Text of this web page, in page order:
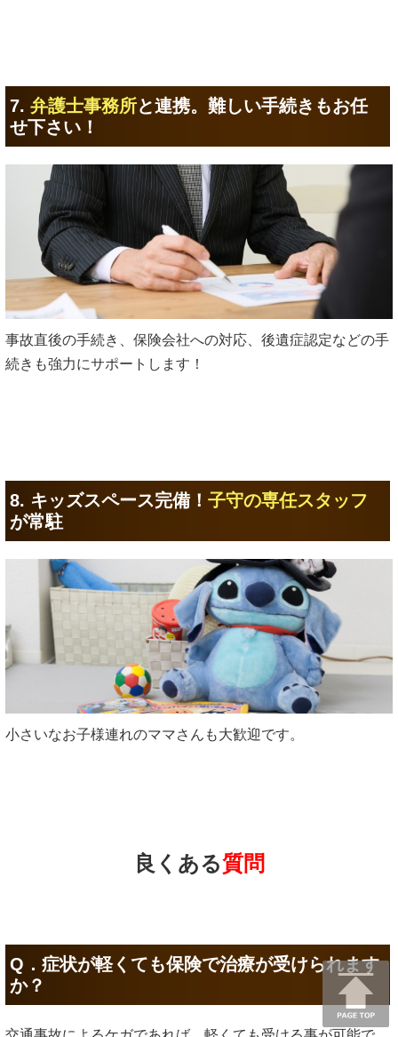
7. 弁護士事務所と連携。難しい手続きもお任
せ下さい！
事故直後の手続き、保険会社への対応、後遺症認定などの手
続きも強力にサポートします！
8. キッズスペース完備！ 子守の専任スタッフ
が常駐
小さいなお子様連れのママさんも大歓迎です。
良くある質問
Q．症状が軽くても保険で治療が受けられます
か？